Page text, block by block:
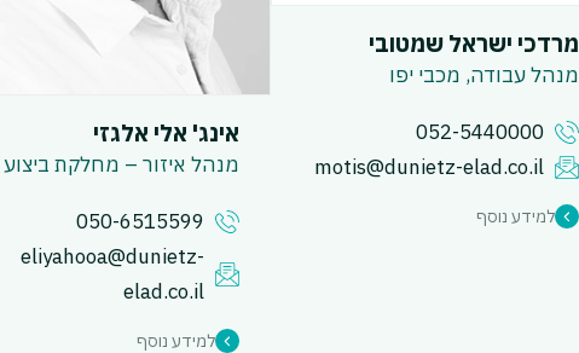
מרדכי ישראל שמטובי
מנהל עבודה, מכבי יפו
052-5440000
motis@dunietz-elad.co.il
למידע נוסף
אינג' אלי אלגזי
מנהל איזור – מחלקת ביצוע
050-6515599
eliyahooa@dunietz-
elad.co.il
למידע נוסף